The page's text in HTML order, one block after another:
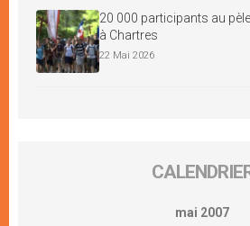
20 000 participants au
à Chartres
22 Mai 2026
mai 2007